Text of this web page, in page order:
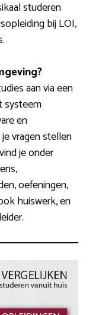
studeren
bij LOI,
aan via een
systeem
en
vragen stellen
je onder
oefeningen,
huiswerk, en